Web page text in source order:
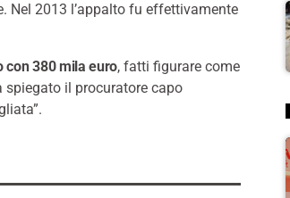
Nel 2013 l’appalto fu effettivamente
con 380 mila euro, fatti figurare come
spiegato il procuratore capo